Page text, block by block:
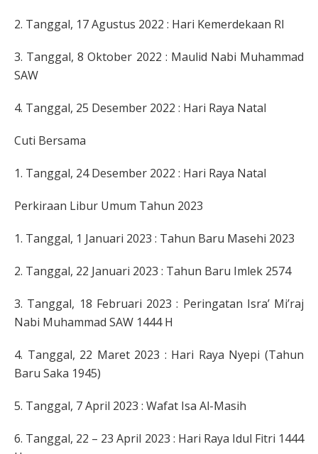
2. Tanggal, 17 Agustus 2022 : Hari Kemerdekaan RI
3. Tanggal, 8 Oktober 2022 : Maulid Nabi Muhammad
SAW
4. Tanggal, 25 Desember 2022 : Hari Raya Natal
Cuti Bersama
1. Tanggal, 24 Desember 2022 : Hari Raya Natal
Perkiraan Libur Umum Tahun 2023
1. Tanggal, 1 Januari 2023 : Tahun Baru Masehi 2023
2. Tanggal, 22 Januari 2023 : Tahun Baru Imlek 2574
3. Tanggal, 18 Februari 2023 : Peringatan Isra’ Mi’raj
Nabi Muhammad SAW 1444 H
4. Tanggal, 22 Maret 2023 : Hari Raya Nyepi (Tahun
Baru Saka 1945)
5. Tanggal, 7 April 2023 : Wafat Isa Al-Masih
6. Tanggal, 22 – 23 April 2023 : Hari Raya Idul Fitri 1444